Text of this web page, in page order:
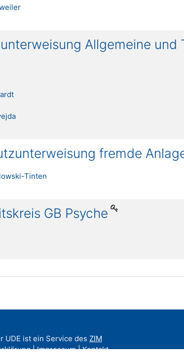
Allgemeine und
fremde
Tinten
GB Psyche
UDE ist ein Service des ZIM
|Impressum|Kontakt